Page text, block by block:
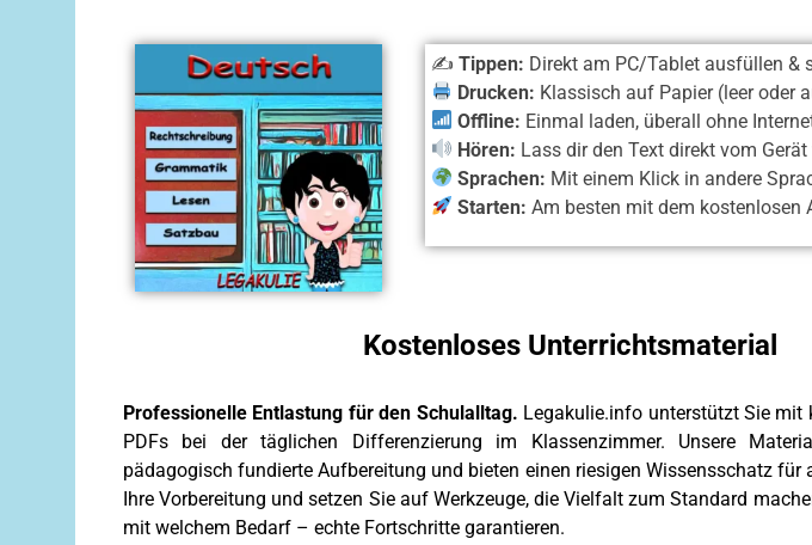
✍️Tippen: Direkt am PC/Tablet ausfüllen &
Drucken: Klassisch auf Papier (leer oder
Offline: Einmal laden, überall ohne
Hören: Lass dir den Text direkt vom Gerät
Sprachen: Mit einem Klick in andere
Starten: Am besten mit dem kostenlosen
Kostenloses Unterrichtsmaterial
Professionelle Entlastung für den Schulalltag. Legakulie.info unterstützt Sie mit
PDFs bei der täglichen Differenzierung im Klassenzimmer. Unsere
pädagogisch fundierte Aufbereitung und bieten einen riesigen Wissensschatz für
Ihre Vorbereitung und setzen Sie auf Werkzeuge, die Vielfalt zum Standard
mit welchem Bedarf – echte Fortschritte garantieren.